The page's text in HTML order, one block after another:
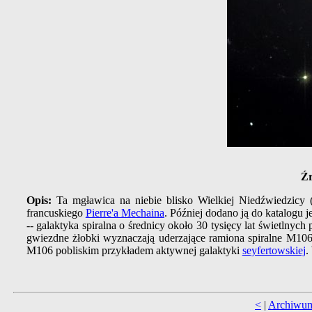
Opis: Ta mgławica na niebie blisko Wielkiej Niedźwiedzicy
francuskiego Pierre'a Mechaina. Później dodano ją do katalogu
-- galaktyka spiralna o średnicy około 30 tysięcy lat
gwiezdne żłobki wyznaczają uderzające ramiona spiralne
M106 pobliskim przykładem aktywnej galaktyki seyfertowskiej.
< |